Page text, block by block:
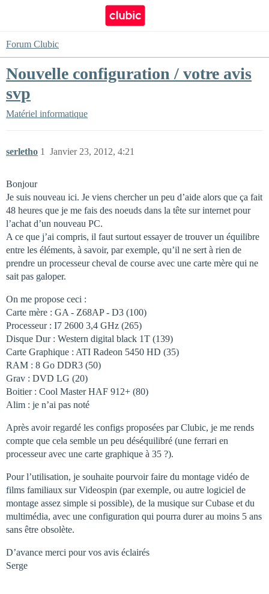
Forum Clubic
Nouvelle configuration / votre avis
svp
Matériel informatique
serletho Janvier 23, 2012, 4:21
1
Bonjour
Je suis nouveau ici. Je viens chercher un peu d’aide alors que ça fait
48 heures que je me fais des noeuds dans la tête sur internet pour
l’achat d’un nouveau PC.
A ce que j’ai compris, il faut surtout essayer de trouver un équilibre
entre les éléments, à savoir, par exemple, qu’il ne sert à rien de
prendre un processeur cheval de course avec une carte mère qui ne
sait pas galoper.
On me propose ceci :
Carte mère : GA - Z68AP - D3 (100)
Processeur : I7 2600 3,4 GHz (265)
Disque Dur : Western digital black 1T (139)
Carte Graphique : ATI Radeon 5450 HD (35)
RAM : 8 Go DDR3 (50)
Grav : DVD LG (20)
Boitier : Cool Master HAF 912+ (80)
Alim : je n’ai pas noté
Après avoir regardé les configs proposées par Clubic, je me rends
compte que cela semble un peu déséquilibré (une ferrari en
processeur avec une carte graphique à 35 ?).
Pour l’utilisation, je souhaite pourvoir faire du montage vidéo de
films familiaux sur Videospin (par exemple, ou autre logiciel de
montage assez simple si possible), de la musique sur Cubase et du
multimédia, avec une configuration qui pourra durer au moins 5 ans
sans être obsolète.
D’avance merci pour vos avis éclairés
Serge